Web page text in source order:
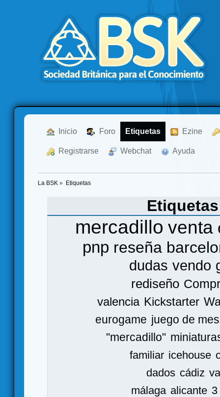
Inicio Foro Etiquetas Ezine
Registrarse Webchat Ayuda
La BSK » Etiquetas
mercadillo venta
pnp reseña
dudas vendo
rediseño
valencia Kickstarter
eurogame juego de
"mercadillo"
familiar icehouse
dados cádiz
málaga alicante